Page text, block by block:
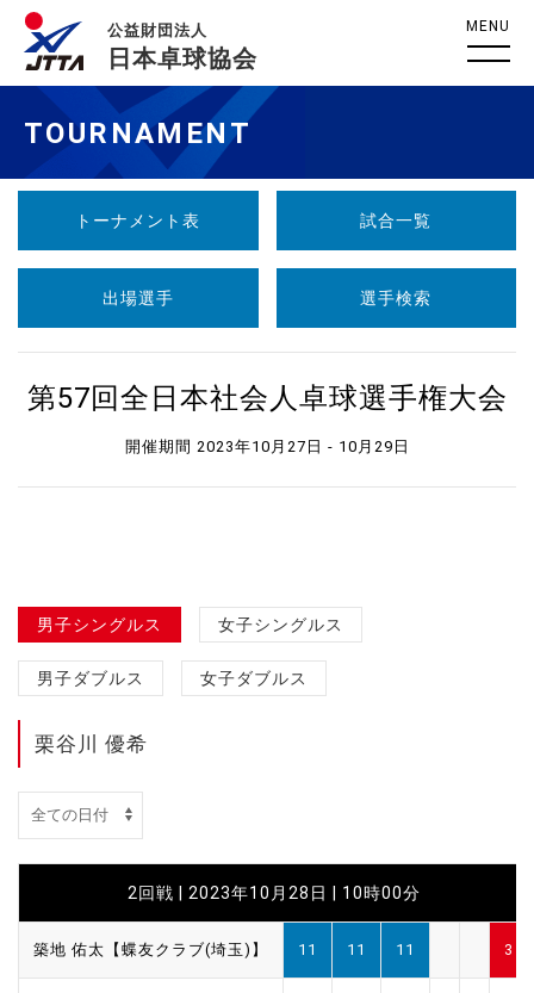
公益財団法人
日本卓球協会
MENU
TOURNAMENT
トーナメント表 試合一覧
出場選手 選手検索
第57回全日本社会人卓球選手権大会
開催期間 2023年10月27日 - 10月29日
男子シングルス 女子シングルス
男子ダブルス 女子ダブルス
栗谷川 優希
2回戦 | 2023年10月28日 | 10時00分
築地 佑太【蝶友クラブ(埼玉)】 11 11 11 3